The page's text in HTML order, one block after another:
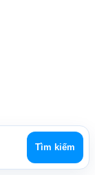
Tìm kiếm